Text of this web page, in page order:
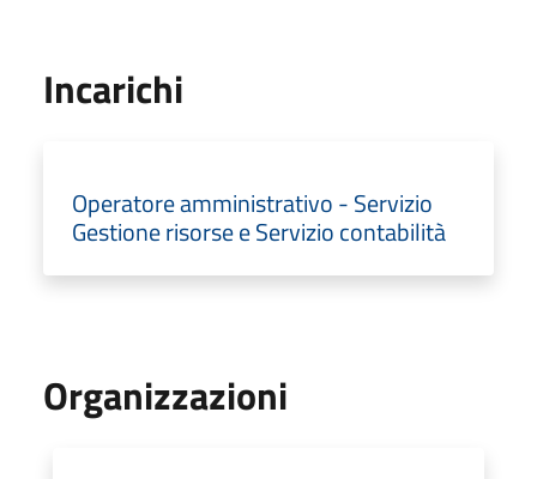
Incarichi
Operatore amministrativo - Servizio
Gestione risorse e Servizio contabilità
Organizzazioni